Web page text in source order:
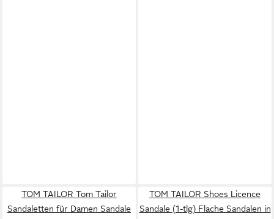
TOM TAILOR Tom Tailor
Sandaletten für Damen Sandale
TOM TAILOR Shoes Licence
Sandale (1-tlg) Flache Sandalen in